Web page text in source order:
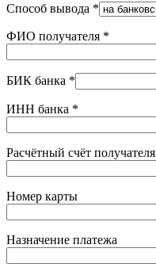
Способ вывода *
ФИО получателя *
БИК банка *
ИНН банка *
Расчётный счёт получателя
Номер карты
Назначение платежа